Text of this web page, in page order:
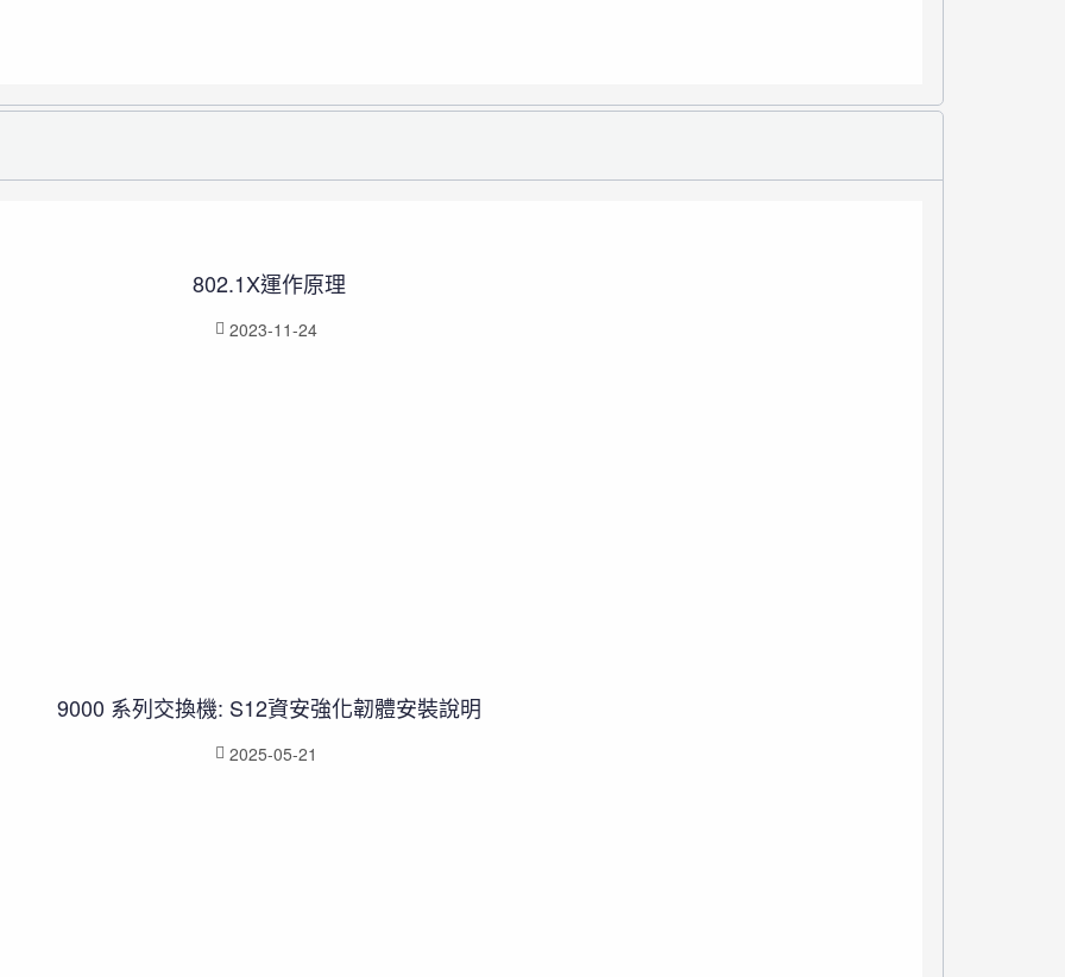
802.1X運作原理
2023-11-24
9000 系列交換機: S12資安強化韌體安裝說明
2025-05-21